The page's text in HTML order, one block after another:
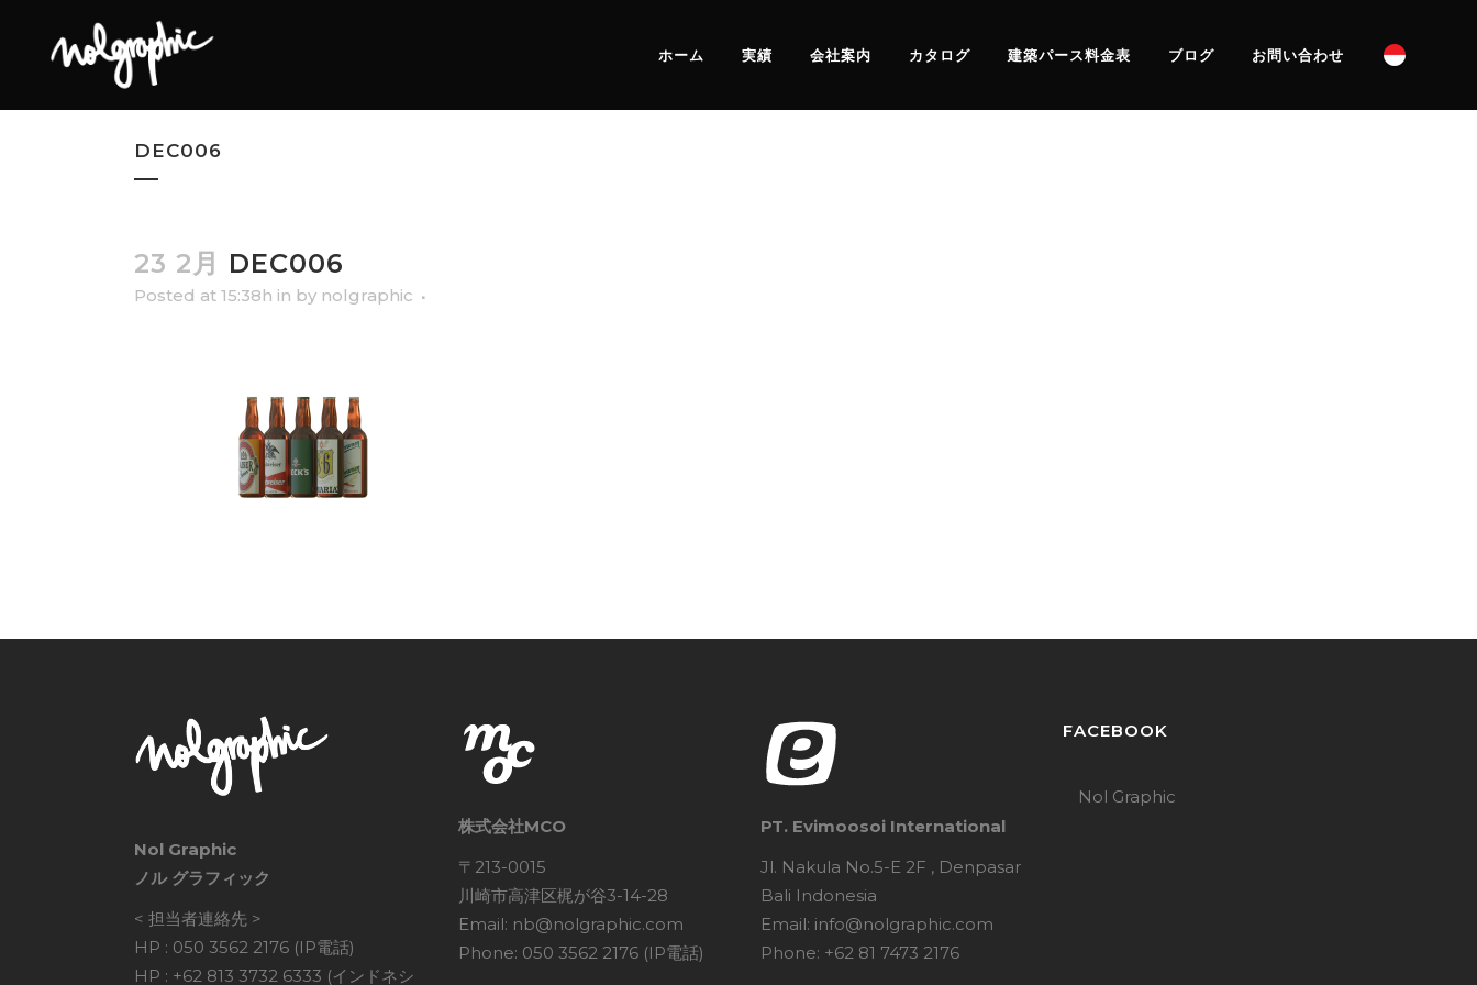
ホーム 実績 会社案内 カタログ 建築パース料金表 ブログ お問い合わせ
DEC006
23 2月 DEC006
Posted at 15:38h in by nolgraphic
Nol Graphic
ノル グラフィック
< 担当者連絡先 >
HP : 050 3562 2176 (IP電話)
HP : +62 813 3732 6333 (インドネシ
株式会社MCO
〒213-0015
川崎市高津区梶が谷3-14-28
Email: nb@nolgraphic.com
Phone: 050 3562 2176 (IP電話)
PT. Evimoosoi International
Jl. Nakula No.5-E 2F , Denpasar
Bali Indonesia
Email: info@nolgraphic.com
Phone: +62 81 7473 2176
FACEBOOK
Nol Graphic